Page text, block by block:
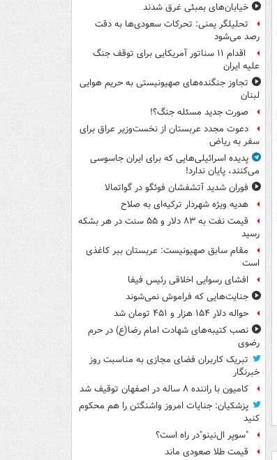
خیابان‌های بمبئی غرق شدند
تحلیلگر یمنی: تحرکات سعودی‌ها به دقت
رصد می‌شود
اقدام ۱۱ سناتور آمریکایی برای توقف جنگ
علیه ایران
تجاوز جنگنده‌های صهیونیستی به حریم هوایی
لبنان
صورت جدید مسئله جنگ؟!
دعوت مجدد عربستان از نخست‌وزیر عراق برای
سفر به ریاض
پدیده اسرائیلی‌هایی که برای ایران جاسوسی
می‌کنند، پایان ندارد!
فوران شدید آتشفشان فوئگو در گواتمالا
هدیه ویژه شهردار ترکیه‌ای به صلاح
قیمت نفت به ۸۳ دلار و ۵۵ سنت در هر بشکه
رسید
مقام سابق صهیونیست: عربستان ببر کاغذی
است
افشای رسوایی اخلاقی رئیس فیفا
جنایت‌هایی که فراموش نمی‌شوند
حواله دلار ۱۵۴ هزار و ۴۵۱ تومان شد
نصب کتیبه‌های شهادت امام رضا(ع) در حرم
رضوی
تبریک کاربران فضای مجازی به مناسبت روز
خبرنگار
کامیون با راننده ۸ ساله در اصفهان توقیف شد
پزشکیان: جنایات امروز واشنگتن را هم محکوم
کنید
"سوپر ال‌نینو"در راه است؟
قیمت طلا صعودی ماند